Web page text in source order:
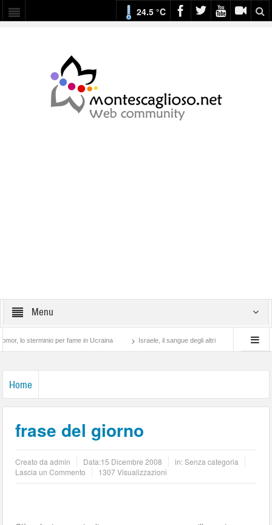
24.5 °C
Menu
sterminio per fame in Ucraina Israele, il sangue degli altri Lotta di classe…
Home
frase del giorno
Creato daadmin Data:15 Dicembre 2008
in: Senza categoria
Lascia un Commento
1307 Visualizzazioni